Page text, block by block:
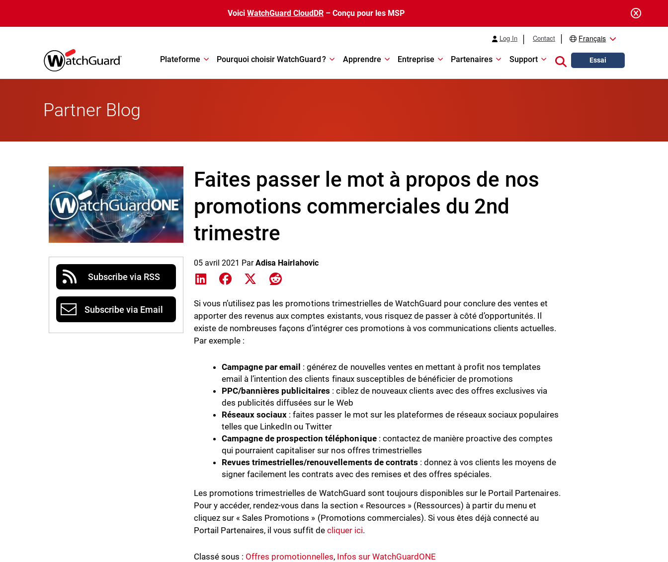
Voici WatchGuard CloudDR – Conçu pour les MSP
Log In Contact Français
Plateforme Pourquoi choisir WatchGuard ? Apprendre Entreprise Partenaires Support Close search
Essai
Partner Blog
Subscribe via RSS
Subscribe via Email
Faites passer le mot à propos de nos
promotions commerciales du 2nd
trimestre
05 avril 2021 ParAdisa Hairlahovic
Share on LinkedIn
Share on Facebook
Share on XShare on Reddit
Si vous n’utilisez pas les promotions trimestrielles de WatchGuard pour conclure des ventes et
apporter des revenus aux comptes existants, vous risquez de passer à côté d’opportunités. Il
existe de nombreuses façons d’intégrer ces promotions à vos communications clients actuelles.
Par exemple :
Campagne par email : générez de nouvelles ventes en mettant à profit nos templates
email à l’intention des clients finaux susceptibles de bénéficier de promotions
PPC/bannières publicitaires : ciblez de nouveaux clients avec des offres exclusives via
des publicités diffusées sur le Web
Réseaux sociaux : faites passer le mot sur les plateformes de réseaux sociaux populaires
telles que LinkedIn ou Twitter
Campagne de prospection téléphonique: contactez de manière proactive des comptes
qui pourraient capitaliser sur nos offres trimestrielles
Revues trimestrielles/renouvellements de contrats : donnez à vos clients les moyens de
signer facilement les contrats avec des remises et des offres spéciales.
Les promotions trimestrielles de WatchGuard sont toujours disponibles sur le Portail Partenaires.
Pour y accéder, rendez-vous dans la section « Resources » (Ressources) à partir du menu et
cliquez sur « Sales Promotions » (Promotions commerciales). Si vous êtes déjà connecté au
Portail Partenaires, il vous suffit de cliquer ici.
Classé sous : Offres promotionnelles, Infos sur WatchGuardONE